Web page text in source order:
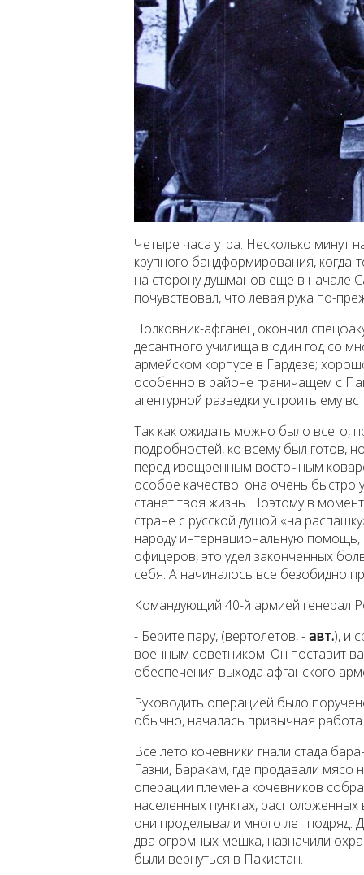
Четыре часа утра. Несколько минут
крупного бандформирования,
на сторону душманов еще в начале
почувствовал, что левая рука по-
Полковник-афганец окончил
десантного училища в один год со
армейском корпусе в Гардезе;
особенно в районе граничащем с
агентурной разведки устроить ему
Так как ожидать можно было всего,
подробностей, ко всему был готов,
перед изощренным восточным
особое качество: она очень быстро
станет твоя жизнь. Поэтому в
стране с русской душой «на
народу интернациональную
офицеров, это удел законченных
себя. А начиналось все безобидно
Командующий 40-й армией генерал
- Берите пару, (вертолетов, -авт.), и
военным советником. Он поставит
обеспечения выхода афганского
Руководить операцией было
обычно, началась привычная
Все лето кочевники гнали стада
Газни, Баракам, где продавали мясо
операции племена кочевников
населенных пунктах, расположенных
они проделывали много лет подряд.
два огромных мешка, назначили
были вернуться в Пакистан.